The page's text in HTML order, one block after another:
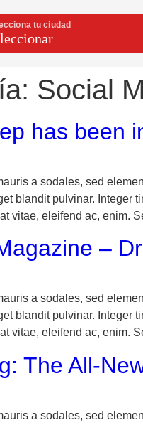
tu ciudad
Social
has been
a sodales, sed
blandit pulvinar. Integer
vitae, eleifend ac, enim.
–
a sodales, sed
blandit pulvinar. Integer
vitae, eleifend ac, enim.
The All-
a sodales, sed